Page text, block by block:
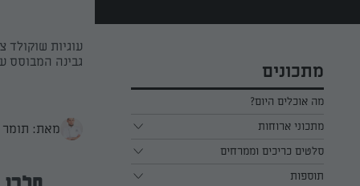
מתכונים
מה אוכלים היום?
מתכוני ארוחות
ארוחת בוקר
ארוחת צהריים
סלטים כריכים וממרחים
כל הסלטים כריכים וממרחים
תוספות
עוגיות שוקולד
גבינה המבוסס
מאת: תומר